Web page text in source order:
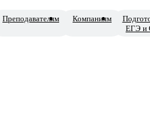
Преподавателям Компаниям
ЕГЭ и